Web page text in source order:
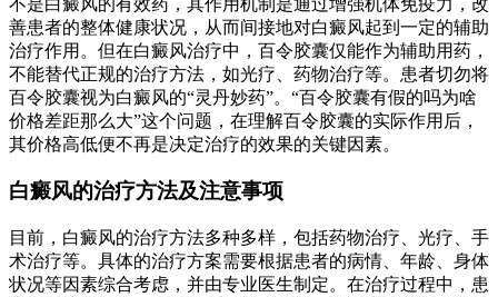
善患者的整体健康状况，从而间接地对白癜风起到一定的辅助
治疗作用。但在白癜风治疗中，百令胶囊仅能作为辅助用药，
不能替代正规的治疗方法，如光疗、药物治疗等。患者切勿将
百令胶囊视为白癜风的“灵丹妙药”。“百令胶囊有假的吗为啥
价格差距那么大”这个问题，在理解百令胶囊的实际作用后，
其价格高低便不再是决定治疗的效果的关键因素。
白癜风的治疗方法及注意事项
目前，白癜风的治疗方法多种多样，包括药物治疗、光疗、手
术治疗等。具体的治疗方案需要根据患者的病情、年龄、身体
状况等因素综合考虑，并由专业医生制定。在治疗过程中，患